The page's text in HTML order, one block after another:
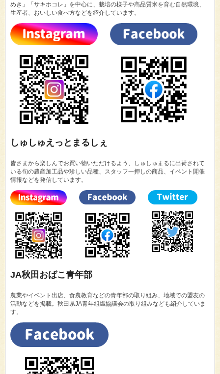
めき」「サキホコレ」を中心に、栽培の様子や高品質米を育む自然環境、
生産者、おいしい食べ方などを紹介しています。
しゅしゅえっとまるしぇ
皆さまから楽しんでお買い物いただけるよう、しゅしゅまるに出荷されて
いる旬の農産加工品や珍しい品種、スタッフ一押しの商品、イベント開催
情報などを発信しています。
JA秋田おばこ青年部
農業やイベント出店、食農教育などの青年部の取り組み、地域での盟友の
活動などを掲載。秋田県JA青年組織協議会の取り組みなども紹介していま
す。